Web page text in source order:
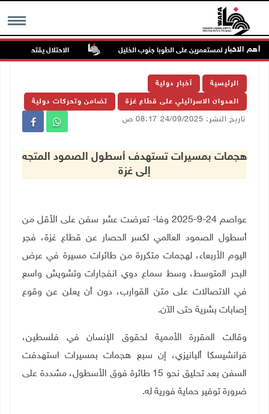
MENU أهم الاخبار
في هجوم للمستعمرين على الطوبا جنوب الخليل الاحتلال يقتحم عورتا
الرئيسية أخبار دولية
العدوان الاسرائيلي على قطاع غزة تضامن وتحركات دولية
تاريخ النشر: 24/09/2025 08:17 ص
هجمات بمسيرات تستهدف أسطول الصمود المتجه
إلى غزة
عواصم 24-9-2025 وفا- تعرضت عشر سفن على الأقل من
أسطول الصمود العالمي لكسر الحصار عن قطاع غزة، فجر
اليوم الأربعاء، لهجمات متكررة من طائرات مسيرة في عرض
البحر المتوسط، وسط سماع دوي انفجارات وتشويش واسع
في الاتصالات على متن القوارب، دون أن يعلن عن وقوع
إصابات بشرية حتى الآن.
وقالت المقررة الأممية لحقوق الإنسان في فلسطين،
فرانشيسكا ألبانيزي، إن سبع هجمات بمسيرات استهدفت
السفن بعد تحليق نحو 15 طائرة فوق الأسطول، مشددة على
ضرورة توفير حماية فورية له.